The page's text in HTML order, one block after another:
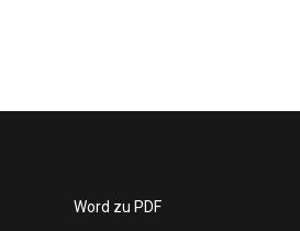
Word zu PDF